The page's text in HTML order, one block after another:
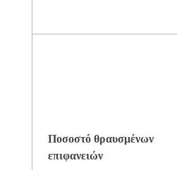
Ποσοστό θραυσμένων
επιφανειών